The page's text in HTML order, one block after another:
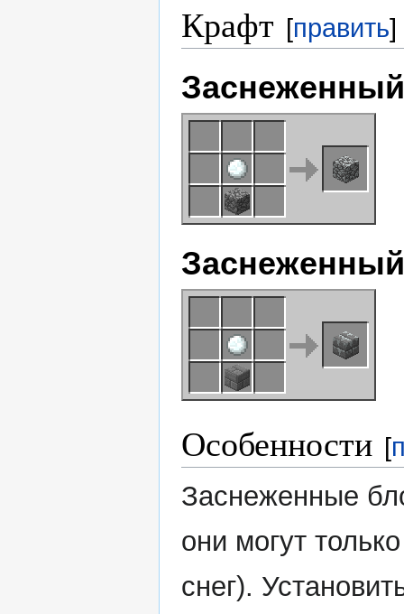
Крафт [править]
Особенности [
Заснеженные
они могут
снег).